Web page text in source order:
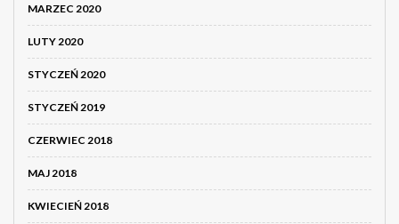
MARZEC 2020
LUTY 2020
STYCZEŃ 2020
STYCZEŃ 2019
CZERWIEC 2018
MAJ 2018
KWIECIEŃ 2018